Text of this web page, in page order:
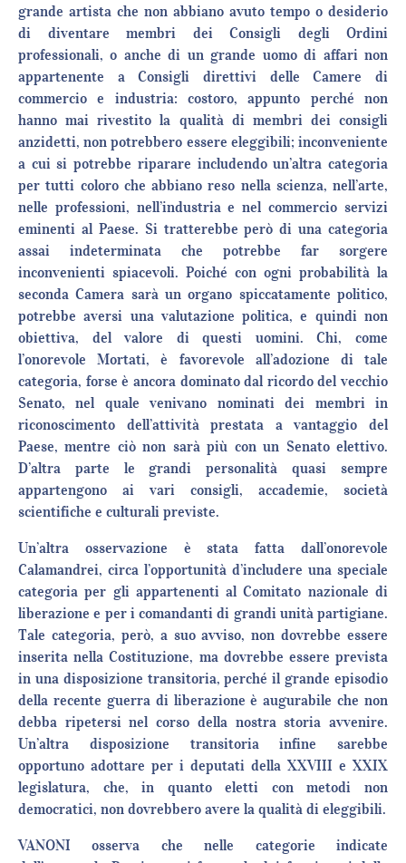
grande artista che non abbiano avuto tempo o desiderio
di diventare membri dei Consigli degli Ordini
professionali, o anche di un grande uomo di affari non
appartenente a Consigli direttivi delle Camere di
commercio e industria: costoro, appunto perché non
hanno mai rivestito la qualità di membri dei consigli
anzidetti, non potrebbero essere eleggibili; inconveniente
a cui si potrebbe riparare includendo un’altra categoria
per tutti coloro che abbiano reso nella scienza, nell’arte,
nelle professioni, nell’industria e nel commercio servizi
eminenti al Paese. Si tratterebbe però di una categoria
assai indeterminata che potrebbe far sorgere
inconvenienti spiacevoli. Poiché con ogni probabilità la
seconda Camera sarà un organo spiccatamente politico,
potrebbe aversi una valutazione politica, e quindi non
obiettiva, del valore di questi uomini. Chi, come
l’onorevole Mortati, è favorevole all’adozione di tale
categoria, forse è ancora dominato dal ricordo del vecchio
Senato, nel quale venivano nominati dei membri in
riconoscimento dell’attività prestata a vantaggio del
Paese, mentre ciò non sarà più con un Senato elettivo.
D’altra parte le grandi personalità quasi sempre
appartengono ai vari consigli, accademie, società
scientifiche e culturali previste.
Un’altra osservazione è stata fatta dall’onorevole
Calamandrei, circa l’opportunità d’includere una speciale
categoria per gli appartenenti al Comitato nazionale di
liberazione e per i comandanti di grandi unità partigiane.
Tale categoria, però, a suo avviso, non dovrebbe essere
inserita nella Costituzione, ma dovrebbe essere prevista
in una disposizione transitoria, perché il grande episodio
della recente guerra di liberazione è augurabile che non
debba ripetersi nel corso della nostra storia avvenire.
Un’altra disposizione transitoria infine sarebbe
opportuno adottare per i deputati della XXVIII e XXIX
legislatura, che, in quanto eletti con metodi non
democratici, non dovrebbero avere la qualità di eleggibili.
VANONI osserva che nelle categorie indicate